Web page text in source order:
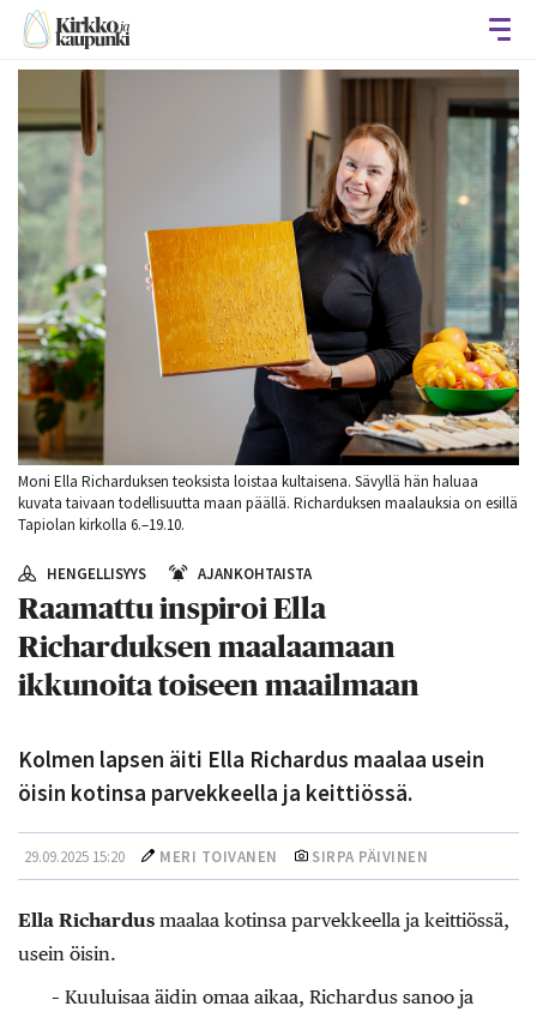
Moni Ella Richarduksen teoksista loistaa kultaisena. Sävyllä hän haluaa
kuvata taivaan todellisuutta maan päällä. Richarduksen maalauksia on esillä
Tapiolan kirkolla 6.–19.10.
HENGELLISYYS AJANKOHTAISTA
Raamattu inspiroi Ella
Richarduksen maalaamaan
ikkunoita toiseen maailmaan
Kolmen lapsen äiti Ella Richardus maalaa usein
öisin kotinsa parvekkeella ja keittiössä.
29.09.2025 15:20 MERI TOIVANEN SIRPA PÄIVINEN
Ella Richardus maalaa kotinsa parvekkeella ja keittiössä,
usein öisin.
– Kuuluisaa äidin omaa aikaa, Richardus sanoo ja